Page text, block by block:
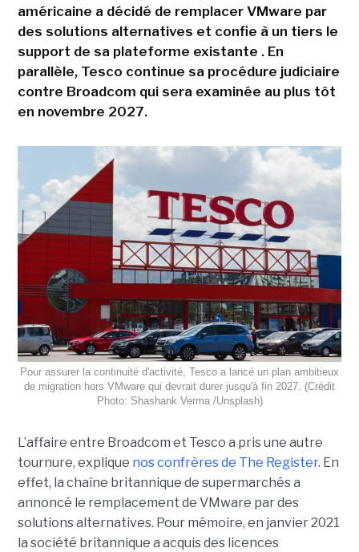
américaine a décidé de remplacer VMware par
des solutions alternatives et confie à un tiers le
support de sa plateforme existante . En
parallèle, Tesco continue sa procédure judiciaire
contre Broadcom qui sera examinée au plus tôt
en novembre 2027.
Pour assurer la continuité d'activité, Tesco a lancé un plan ambitieux
de migration hors VMware qui devrait durer jusqu'à fin 2027. (Crédit
Photo: Shashank Verma /Unsplash)
L’affaire entre Broadcom et Tesco a pris une autre
tournure, explique nos confrères de The Register. En
effet, la chaîne britannique de supermarchés a
annoncé le remplacement de VMware par des
solutions alternatives. Pour mémoire, en janvier 2021
la société britannique a acquis des licences